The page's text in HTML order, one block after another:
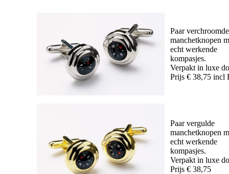
Paar verchroomde
manchetknopen
echt werkende
kompasjes.
Verpakt in luxe
Prijs € 38,75 incl
Paar vergulde
manchetknopen
echt werkende
kompasjes.
Verpakt in luxe
Prijs € 38,75